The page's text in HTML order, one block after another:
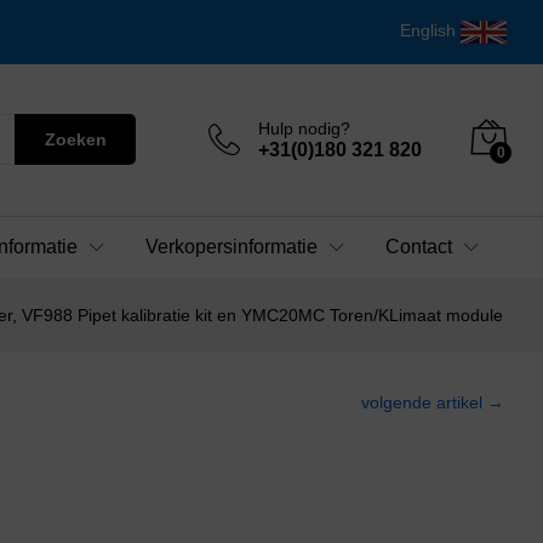
English
Zoeken
Hulp nodig?
+31(0)180 321 820 0
Verkopersinformatie Contact
VF988 Pipet kalibratie kit en YMC20MC Toren/KLimaat module
volgende artikel →